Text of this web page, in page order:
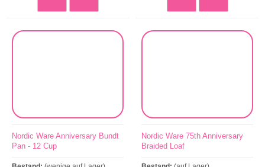
Nordic Ware Anniversary Bundt
Pan - 12 Cup
Nordic Ware 75th Anniversary
Braided Loaf